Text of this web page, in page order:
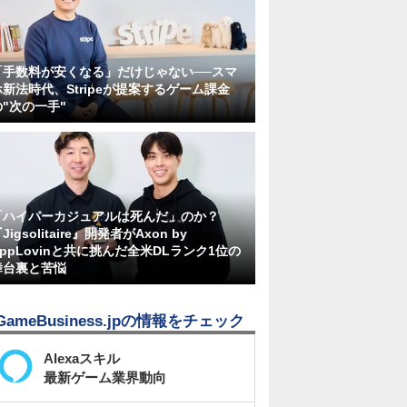
手数料が安くなる」だけじゃない──スマ
新法時代、Stripeが提案するゲーム課金
"次の一手"
ハイパーカジュアルは死んだ」のか？
Jigsolitaire』開発者がAxon by
と共に挑んだ全米DLランク1位の
台裏と苦悩
の情報をチェック
Alexaスキル
最新ゲーム業界動向